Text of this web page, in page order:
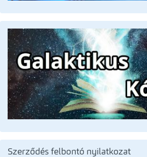
Szerződés felbontó nyilatkozat